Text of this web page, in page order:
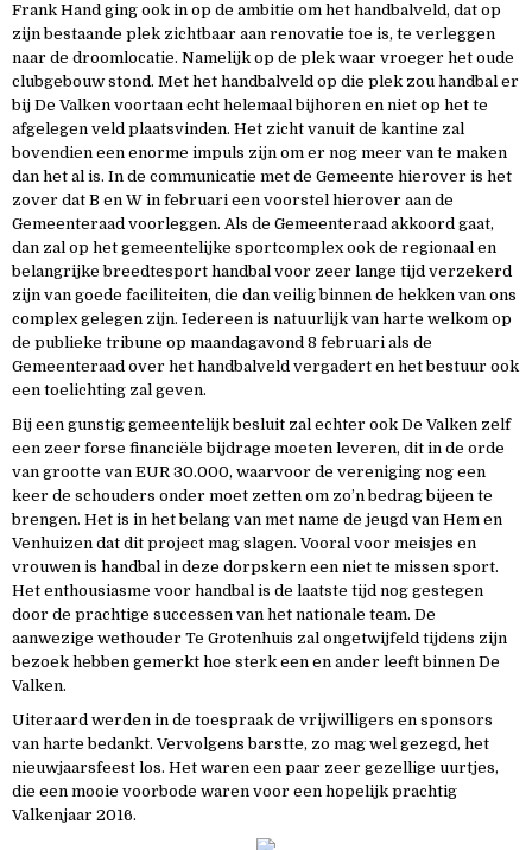
Frank Hand ging ook in op de ambitie om het handbalveld, dat op
zijn bestaande plek zichtbaar aan renovatie toe is, te verleggen
naar de droomlocatie. Namelijk op de plek waar vroeger het oude
clubgebouw stond. Met het handbalveld op die plek zou handbal er
bij De Valken voortaan echt helemaal bijhoren en niet op het te
afgelegen veld plaatsvinden. Het zicht vanuit de kantine zal
bovendien een enorme impuls zijn om er nog meer van te maken
dan het al is. In de communicatie met de Gemeente hierover is het
zover dat B en W in februari een voorstel hierover aan de
Gemeenteraad voorleggen. Als de Gemeenteraad akkoord gaat,
dan zal op het gemeentelijke sportcomplex ook de regionaal en
belangrijke breedtesport handbal voor zeer lange tijd verzekerd
zijn van goede faciliteiten, die dan veilig binnen de hekken van ons
complex gelegen zijn. Iedereen is natuurlijk van harte welkom op
de publieke tribune op maandagavond 8 februari als de
Gemeenteraad over het handbalveld vergadert en het bestuur ook
een toelichting zal geven.
Bij een gunstig gemeentelijk besluit zal echter ook De Valken zelf
een zeer forse financiële bijdrage moeten leveren, dit in de orde
van grootte van EUR 30.000, waarvoor de vereniging nog een
keer de schouders onder moet zetten om zo’n bedrag bijeen te
brengen. Het is in het belang van met name de jeugd van Hem en
Venhuizen dat dit project mag slagen. Vooral voor meisjes en
vrouwen is handbal in deze dorpskern een niet te missen sport.
Het enthousiasme voor handbal is de laatste tijd nog gestegen
door de prachtige successen van het nationale team. De
aanwezige wethouder Te Grotenhuis zal ongetwijfeld tijdens zijn
bezoek hebben gemerkt hoe sterk een en ander leeft binnen De
Valken.
Uiteraard werden in de toespraak de vrijwilligers en sponsors
van harte bedankt. Vervolgens barstte, zo mag wel gezegd, het
nieuwjaarsfeest los. Het waren een paar zeer gezellige uurtjes,
die een mooie voorbode waren voor een hopelijk prachtig
Valkenjaar 2016.